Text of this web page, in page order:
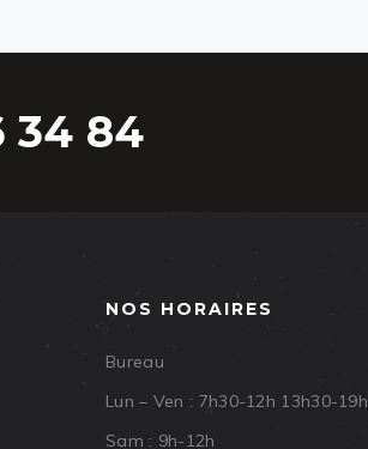
34 84
NOS HORAIRES
Bureau
Lun – Ven : 7h30-12h 13h30-19h
Sam : 9h-12h